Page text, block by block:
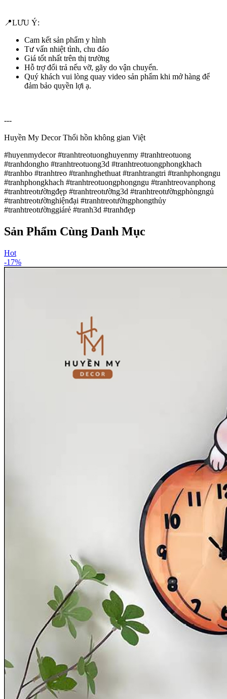
📍LƯU Ý:
Cam kết sản phẩm y hình
Tư vấn nhiệt tình, chu đáo
Giá tốt nhất trên thị trường
Hỗ trợ đổi trả nếu vỡ, gãy do vận chuyển.
Quý khách vui lòng quay video sản phẩm khi mở hàng để
đảm bảo quyền lợi ạ.
---
Huyền My Decor Thổi hồn không gian Việt
#huyenmydecor #tranhtreotuonghuyenmy #tranhtreotuong
#tranhdongho #tranhtreotuong3d #tranhtreotuongphongkhach
#tranhbo #tranhtreo #tranhnghethuat #tranhtrangtri #tranhphongngu
#tranhphongkhach #tranhtreotuongphongngu #tranhtreovanphong
#tranhtreotườngđẹp #tranhtreotường3d #tranhtreotườngphòngngủ
#tranhtreotườnghiệnđại #tranhtreotườngphongthủy
#tranhtreotườnggiárẻ #tranh3d #tranhđẹp
Sản Phẩm Cùng Danh Mục
Hot
-17%